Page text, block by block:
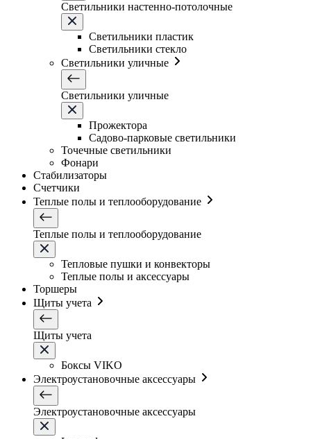
Светильники настенно-потолочные
Светильники плаcтик
Светильники стекло
Светильники уличные
Светильники уличные
Прожектора
Садово-парковые светильники
Точечные светильники
Фонари
Стабилизаторы
Счетчики
Теплые полы и теплооборудование
Теплые полы и теплооборудование
Тепловые пушки и конвекторы
Теплые полы и аксессуары
Торшеры
Щиты учета
Щиты учета
Боксы VIKO
Электроустановочные аксессуары
Электроустановочные аксессуары